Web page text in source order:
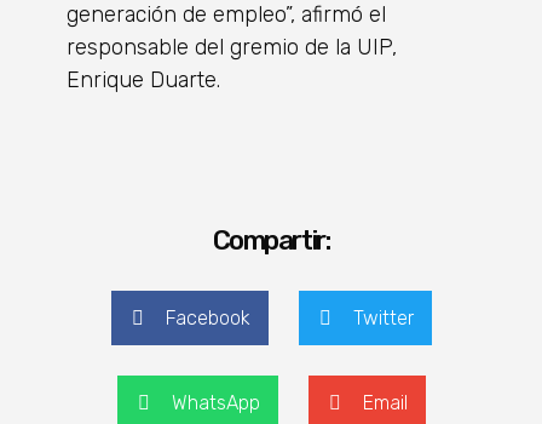
generación de empleo”, afirmó el
responsable del gremio de la UIP,
Enrique Duarte.
Compartir:
Facebook Twitter
WhatsApp Email